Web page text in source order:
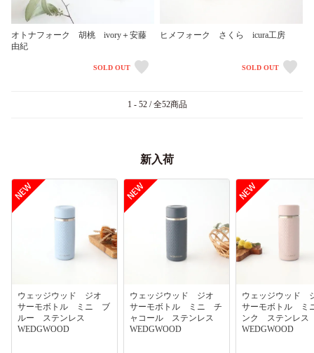
オトナフォーク 胡桃 ivory＋安藤
由紀
SOLD OUT
ヒメフォーク さくら icura工房
SOLD OUT
1 - 52 / 全52商品
新入荷
ウェッジウッド ジオ
サーモボトル ミニ ブ
ルー ステンレス
WEDGWOOD
ウェッジウッド ジオ
サーモボトル ミニ チ
ャコール ステンレス
WEDGWOOD
ウェッジウッド
サーモボトル
ンク ステンレ
WEDGWOOD